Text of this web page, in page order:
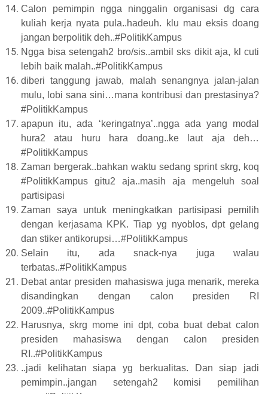
Calon pemimpin ngga ninggalin organisasi dg cara
kuliah kerja nyata pula..hadeuh. klu mau eksis doang
jangan berpolitik deh..#PolitikKampus
Ngga bisa setengah2 bro/sis..ambil sks dikit aja, kl cuti
lebih baik malah..#PolitikKampus
diberi tanggung jawab, malah senangnya jalan-jalan
mulu, lobi sana sini…mana kontribusi dan prestasinya?
#PolitikKampus
apapun itu, ada ‘keringatnya’..ngga ada yang modal
hura2 atau huru hara doang..ke laut aja deh…
#PolitikKampus
Zaman bergerak..bahkan waktu sedang sprint skrg, koq
#PolitikKampus gitu2 aja..masih aja mengeluh soal
partisipasi
Zaman saya untuk meningkatkan partisipasi pemilih
dengan kerjasama KPK. Tiap yg nyoblos, dpt gelang
dan stiker antikorupsi…#PolitikKampus
Selain itu, ada snack-nya juga walau
terbatas..#PolitikKampus
Debat antar presiden mahasiswa juga menarik, mereka
disandingkan dengan calon presiden RI
2009..#PolitikKampus
Harusnya, skrg mome ini dpt, coba buat debat calon
presiden mahasiswa dengan calon presiden
RI..#PolitikKampus
..jadi kelihatan siapa yg berkualitas. Dan siap jadi
pemimpin..jangan setengah2 komisi pemilihan